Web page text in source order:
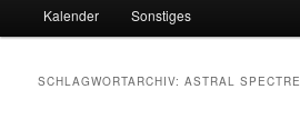
Kalender Sonstiges
SCHLAGWORTARCHIV:ASTRAL SPECTRE